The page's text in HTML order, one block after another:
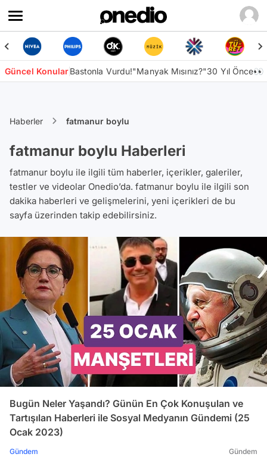
Güncel KonularBastonla Vurdu!"Manyak Mısınız?"30 Yıl Önce👀
Haberler fatmanur boylu
fatmanur boylu Haberleri
fatmanur boylu ile ilgili tüm haberler, içerikler, galeriler,
testler ve videolar Onedio’da. fatmanur boylu ile ilgili son
dakika haberleri ve gelişmelerini, yeni içerikleri de bu
sayfa üzerinden takip edebilirsiniz.
Bugün Neler Yaşandı? Günün En Çok Konuşulan ve
Tartışılan Haberleri ile Sosyal Medyanın Gündemi (25
Ocak 2023)
Gündem Gündem